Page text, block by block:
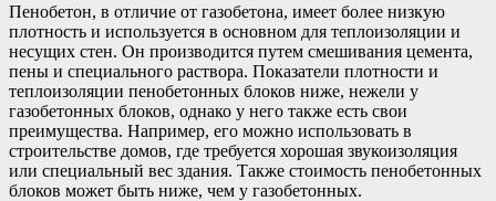
Пенобетон, в отличие от газобетона, имеет более низкую
плотность и используется в основном для теплоизоляции и
несущих стен. Он производится путем смешивания цемента,
пены и специального раствора. Показатели плотности и
теплоизоляции пенобетонных блоков ниже, нежели у
газобетонных блоков, однако у него также есть свои
преимущества. Например, его можно использовать в
строительстве домов, где требуется хорошая звукоизоляция
или специальный вес здания. Также стоимость пенобетонных
блоков может быть ниже, чем у газобетонных.